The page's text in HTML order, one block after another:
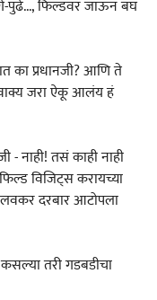
पुढे..., फिल्डवर जाऊन बघ
का प्रधानजी? आणि ते
जरा ऐकू आलंय हं
- नाही! तसं काही नाही
विजिट्स करायच्या
लवकर दरबार आटोपला
तरी गडबडीचा